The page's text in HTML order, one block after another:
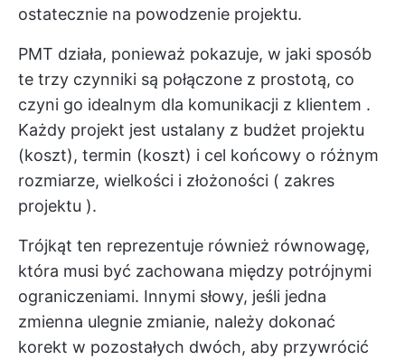
ostatecznie na powodzenie projektu.
PMT działa, ponieważ pokazuje, w jaki sposób
te trzy czynniki są połączone z prostotą, co
czyni go idealnym dla komunikacji z klientem .
Każdy projekt jest ustalany z budżet projektu
(koszt), termin (koszt) i cel końcowy o różnym
rozmiarze, wielkości i złożoności ( zakres
projektu ).
Trójkąt ten reprezentuje również równowagę,
która musi być zachowana między potrójnymi
ograniczeniami. Innymi słowy, jeśli jedna
zmienna ulegnie zmianie, należy dokonać
korekt w pozostałych dwóch, aby przywrócić